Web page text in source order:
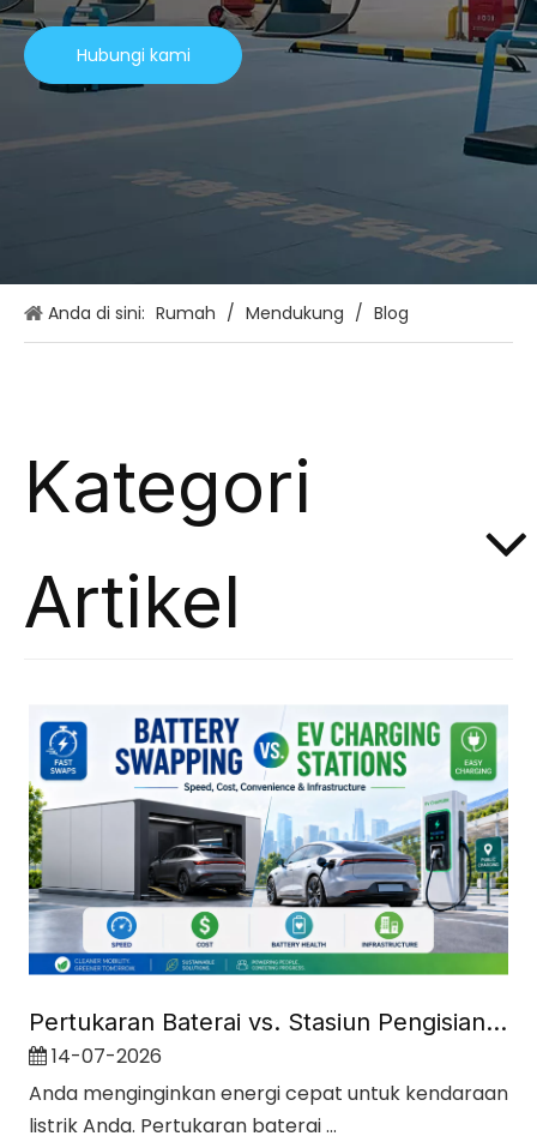
Hubungi kami
Anda di sini: Rumah / Mendukung / Blog
Kategori
Artikel
Pertukaran Baterai vs. Stasiun Pengisian EV
14-07-2026
Anda menginginkan energi cepat untuk kendaraan
listrik Anda. Pertukaran baterai ...